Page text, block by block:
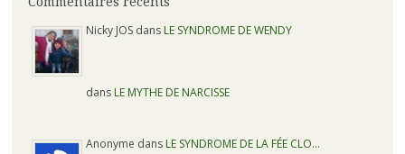
Nicky JOS dans LE SYNDROME DE WENDY
dans LE MYTHE DE NARCISSE
Anonyme dans LE SYNDROME DE LA FÉE CLO…